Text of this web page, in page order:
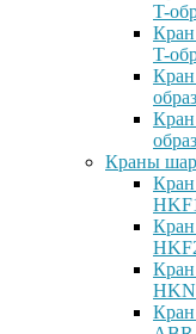
T-
T-
Краны